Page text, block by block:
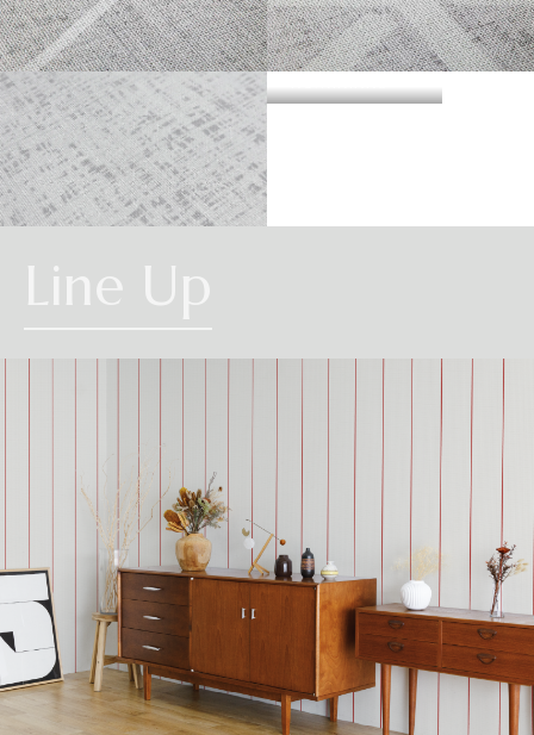
ますのでご注意ください。
また、ご使用される壁面や天井へのリピートサイズの調整をご希望の場合
は、お問い合わせください。
| 4.施工費について |
一般ビニル壁紙と比較して加工難易度が冨いため、施工費が割増しになる場
合があります。あらかじめ商品特性や現場の環境などをご確認の上、商品選
択をお願いします．
それぞれ壁紙との組み合わせで使用できる代表的な下地基材は以下のものに
なります。
※①告示第1400号のモルタル、厚さが5mm以上の繊維混入ケイ酸カルシウム
板
※②告示第1400号の厚さが12mm以上の石膏ボード
※③告示第1401号の厚さが9mm以上の石膏ボード
KIKKO
Line Up